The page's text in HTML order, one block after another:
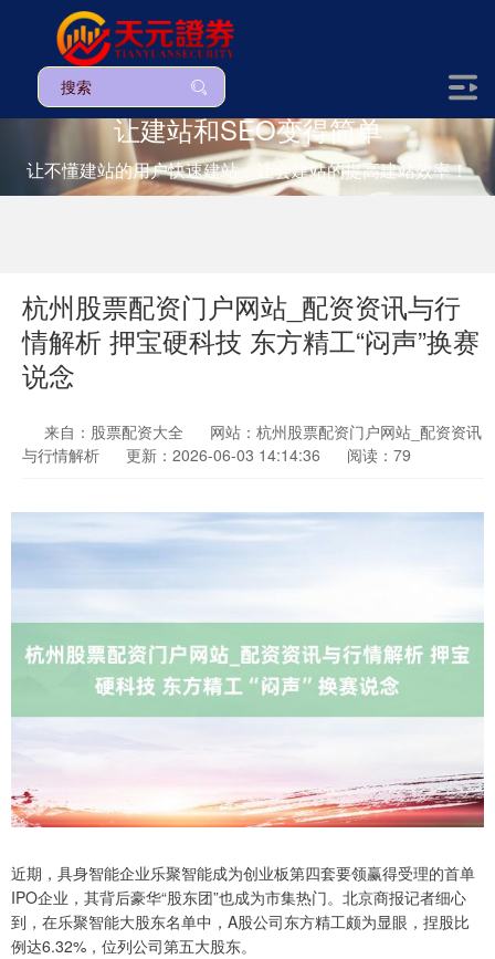
让建站和SEO变得简单
让不懂建站的用户快速建站，让会建站的提高建站效率！
杭州股票配资门户网站_配资资讯与行
情解析 押宝硬科技 东方精工“闷声”换赛
说念
来自：股票配资大全
网站：杭州股票配资门户网站_配资资讯
与行情解析
更新：2026-06-03 14:14:36 阅读：79
近期，具身智能企业乐聚智能成为创业板第四套要领赢得受理的首单
IPO企业，其背后豪华“股东团”也成为市集热门。北京商报记者细心
到，在乐聚智能大股东名单中，A股公司东方精工颇为显眼，捏股比
例达6.32%，位列公司第五大股东。